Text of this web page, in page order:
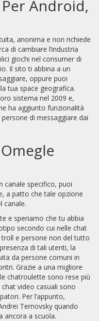
Android,
anonima e non richiede
di cambiare l’industria
giochi nel consumer di
Il sito ti abbina a un
oppure puoi
tua space geografica.
sistema nel 2009 e,
ha aggiunto funzionalità
di messaggiare dai
canale specifico, puoi
a patto che tale opzione
canale.
e speriamo che tu abbia
secondo cui nelle chat
e persone non del tutto
di tali utenti, la
da persone comuni in
Grazie a una migliore
chatroulette sono rese più
video casuali sono
Per l’appunto,
Ternovsky quando
ancora a scuola.